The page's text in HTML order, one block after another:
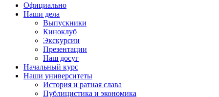
Официально
Наши дела
Выпускники
Киноклуб
Экскурсии
Презентации
Наш досуг
Начальный курс
Наши университеты
История и ратная слава
Публицистика и экономика